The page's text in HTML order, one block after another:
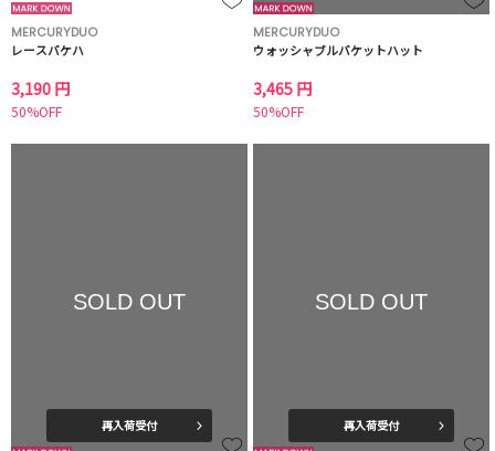
MERCURYDUO
レースバケハ
3,190 円
50%OFF
MERCURYDUO
ウォッシャブルバケットハット
3,465 円
50%OFF
SOLD OUT
再入荷受付
SOLD OUT
再入荷受付